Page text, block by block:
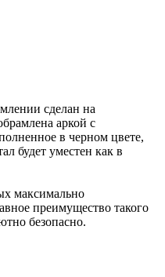
сделан на
аркой с
в черном цвете,
будет уместен как в
максимально
преимущество такого
безопасно.